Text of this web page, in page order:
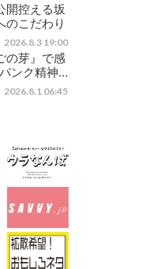
開控える坂
のこだわり
2026.8.3 19:00
の芽』で感
ンク精神…
2026.8.1 06:45